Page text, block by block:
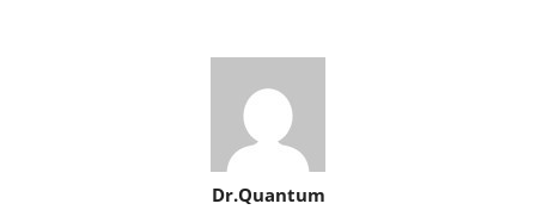
Dr.Quantum